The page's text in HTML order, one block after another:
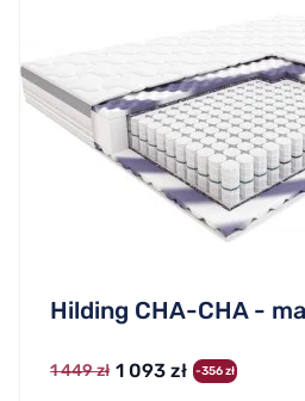
Hilding CHA-CHA -
1 449 zł 1 093 zł -356 zł